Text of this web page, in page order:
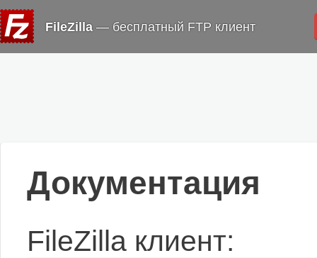
FileZilla — бесплатный FTP клиент
Документация
FileZilla клиент: